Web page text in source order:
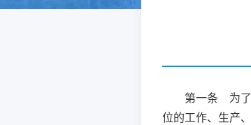
第一条 为了
位的工作、生产